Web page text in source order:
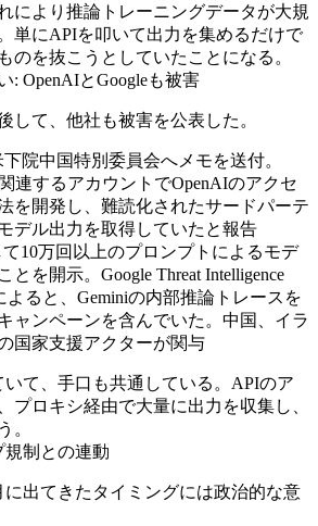
により推論トレーニングデータが大規
単にAPIを叩いて出力を集めるだけで
のを抜こうとしていたことになる。
: OpenAIとGoogleも被害
して、他社も被害を公表した。
下院中国特別委員会へメモを送付。
連するアカウントでOpenAIのアクセ
を開発し、難読化されたサードパーテ
デル出力を取得していたと報告
て10万回以上のプロンプトによるモデ
とを開示。Google Threat Intelligence
よると、Geminiの内部推論トレースを
ャンペーンを含んでいた。中国、イラ
国家支援アクターが関与
て、手口も共通している。APIのア
プロキシ経由で大量に出力を収集し、
。
制との連動
に出てきたタイミングには政治的な意